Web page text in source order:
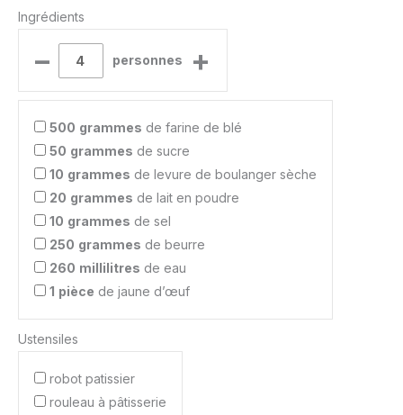
Ingrédients
– personnes +
500 grammes de farine de blé
50 grammes de sucre
10 grammes de levure de boulanger sèche
20 grammes de lait en poudre
10 grammes de sel
250 grammes de beurre
260 millilitres de eau
1 pièce de jaune d’œuf
Ustensiles
robot patissier
rouleau à pâtisserie